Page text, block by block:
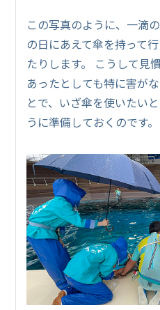
この写真のように、一滴
の日にあえて傘を持って
たりします。 こうして見
あったとしても特に害が
とで、いざ傘を使いたい
うに準備しておくのです。